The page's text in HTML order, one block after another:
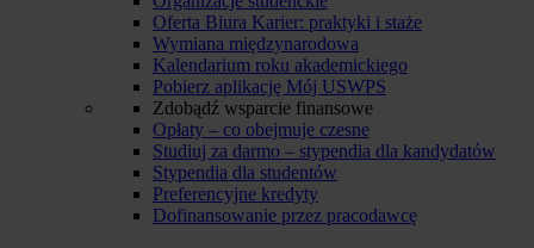
Oferta Biura Karier: praktyki i staże
Wymiana międzynarodowa
Kalendarium roku akademickiego
Pobierz aplikację Mój USWPS
Zdobądź wsparcie finansowe
Opłaty – co obejmuje czesne
Studiuj za darmo – stypendia dla kandydatów
Stypendia dla studentów
Preferencyjne kredyty
Dofinansowanie przez pracodawcę